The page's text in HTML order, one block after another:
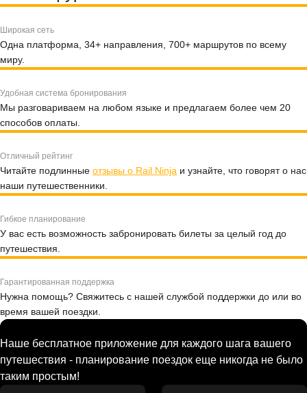
Широкая сеть
Одна платформа, 34+ направления, 700+ маршрутов по всему
миру.
Удобная система бронирования
Мы разговариваем на любом языке и предлагаем более чем 20
способов оплаты.
Отличный рейтинг
Читайте подлинные отзывы о Rail Ninja и узнайте, что говорят о нас
наши путешественники.
Гибкое планирование
У вас есть возможность забронировать билеты за целый год до
путешествия.
Гарантированная поддержка
Нужна помощь? Свяжитесь с нашей службой поддержки до или во
время вашей поездки.
Наше бесплатное приложение для каждого шага вашего
путешествия - планирование поездок еще никогда не было
таким простым!